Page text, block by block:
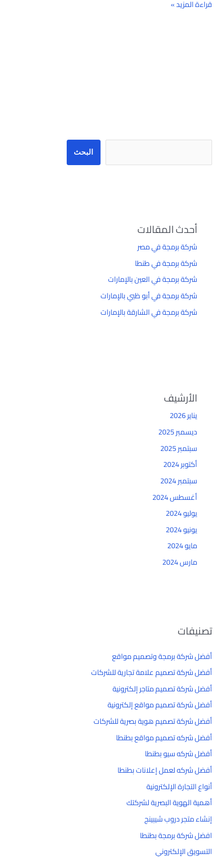
قراءة المزيد »
البحث
أحدث المقالات
شركة برمجة في مصر
شركة برمجة في طنطا
شركة برمجة في العين بالإمارات
شركة برمجة في أبو ظبي بالإمارات
شركة برمجة في الشارقة بالإمارات
الأرشيف
يناير 2026
ديسمبر 2025
سبتمبر 2025
أكتوبر 2024
سبتمبر 2024
أغسطس 2024
يوليو 2024
يونيو 2024
مايو 2024
مارس 2024
تصنيفات
أفضل شركة برمجة وتصميم مواقع
أفضل شركة تصميم علامة تجارية للشركات
أفضل شركة تصميم متاجر إلكترونية
أفضل شركة تصميم مواقع إلكترونية
أفضل شركة تصميم هوية بصرية للشركات
أفضل شركه تصميم مواقع بطنطا
أفضل شركه سيو بطنطا
أفضل شركه لعمل إعلانات بطنطا
أنواع التجارة الإلكترونية
أهمية الهوية البصرية لشركتك
إنشاء متجر دروب شيبينج
افضل شركة برمجة بطنطا
التسويق الإلكتروني